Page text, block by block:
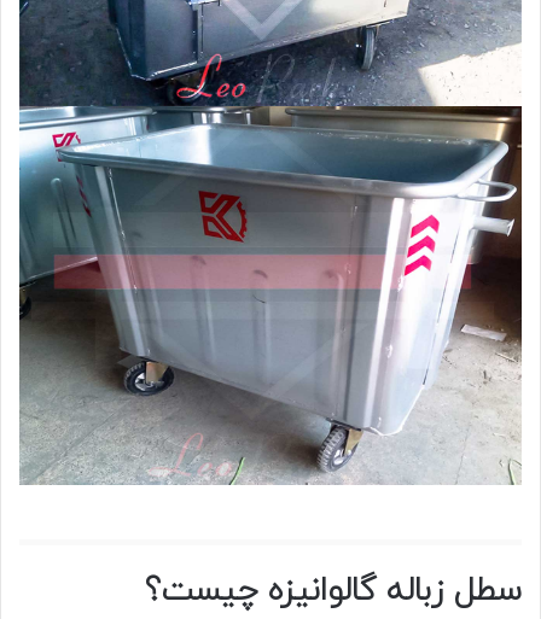
سطل زباله گالوانیزه چیست؟